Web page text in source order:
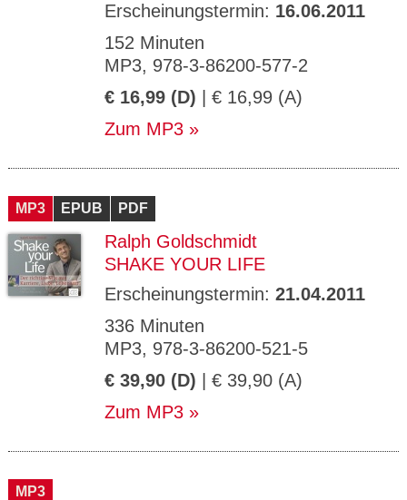
Erscheinungstermin: 16.06.2011
152 Minuten
MP3, 978-3-86200-577-2
€ 16,99 (D) | € 16,99 (A)
Zum MP3
MP3 EPUB PDF
Ralph Goldschmidt
SHAKE YOUR LIFE
Erscheinungstermin: 21.04.2011
336 Minuten
MP3, 978-3-86200-521-5
€ 39,90 (D) | € 39,90 (A)
Zum MP3
MP3